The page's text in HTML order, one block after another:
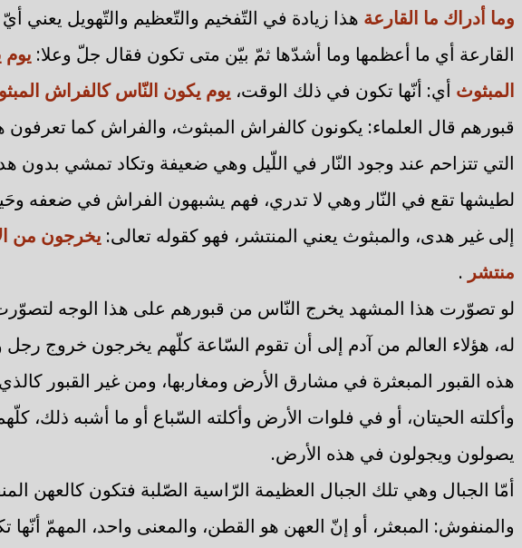
وما أدراك ما القارعة هذا زيادة في التّفخيم والتّعظيم والتّهويل
القارعة أي ما أعظمها وما أشدّها ثمّ بيّن متى تكون فقال جلّ وعلا:
المبثوث أي: أنّها تكون في ذلك الوقت، يوم يكون النّاس كالفراش
قبورهم قال العلماء: يكونون كالفراش المبثوث، والفراش كما تعرفون
التي تتزاحم عند وجود النّار في اللّيل وهي ضعيفة وتكاد تمشي بدون
لطيشها تقع في النّار وهي لا تدري، فهم يشبهون الفراش في ضعفه
إلى غير هدى، والمبثوث يعني المنتشر، فهو كقوله تعالى: يخرجون من
منتشر .
لو تصوّرت هذا المشهد يخرج النّاس من قبورهم على هذا الوجه لتصوّرت
له، هؤلاء العالم من آدم إلى أن تقوم السّاعة كلّهم يخرجون خروج
هذه القبور المبعثرة في مشارق الأرض ومغاربها، ومن غير القبور
وأكلته الحيتان، أو في فلوات الأرض وأكلته السّباع أو ما أشبه ذلك،
يصولون ويجولون في هذه الأرض.
أمّا الجبال وهي تلك الجبال العظيمة الرّاسية الصّلبة فتكون كالعهن
والمنفوش: المبعثر، أو إنّ العهن هو القطن، والمعنى واحد، المهمّ